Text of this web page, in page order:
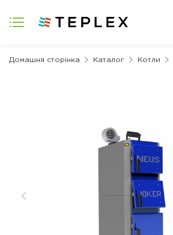
Домашня сторінка Каталог Котли